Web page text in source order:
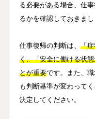
る必要がある場合、仕
るかを確認しておきまし
仕事復帰の判断は、 「
く、「安全に働ける状
とが重要です。また、
も判断基準が変わって
決定してください。